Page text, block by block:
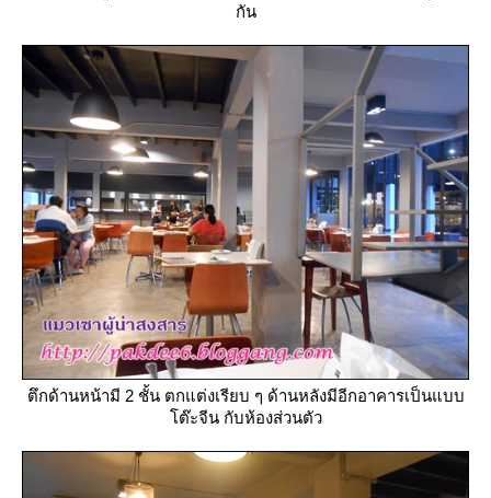
กัน
ตึกด้านหน้ามี 2 ชั้น ตกแต่งเรียบ ๆ ด้านหลังมีอีกอาคารเป็นแบบ
ต๊ะจีน กับห้องส่วนตัว